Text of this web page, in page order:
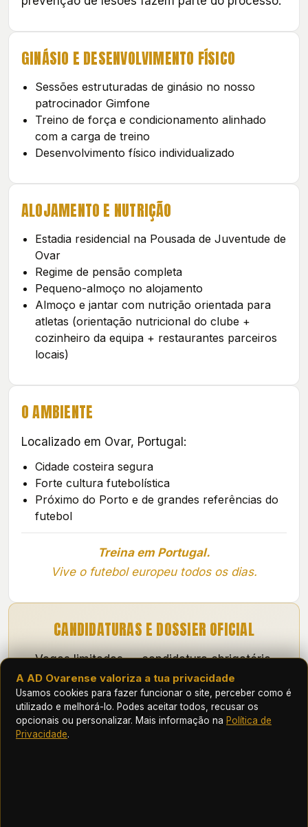
GINÁSIO E DESENVOLVIMENTO FÍSICO
Sessões estruturadas de ginásio no nosso
patrocinador Gimfone
Treino de força e condicionamento alinhado
com a carga de treino
Desenvolvimento físico individualizado
ALOJAMENTO E NUTRIÇÃO
Estadia residencial na Pousada de Juventude de
Ovar
Regime de pensão completa
Pequeno-almoço no alojamento
Almoço e jantar com nutrição orientada para
atletas (orientação nutricional do clube +
cozinheiro da equipa + restaurantes parceiros
locais)
O AMBIENTE
Localizado em Ovar, Portugal:
Cidade costeira segura
Forte cultura futebolística
Próximo do Porto e de grandes referências do
futebol
Treina em Portugal.
Vive o futebol europeu todos os dias.
CANDIDATURAS E DOSSIER OFICIAL
Vagas limitadas — candidatura obrigatória.
Para detalhes completos, preços e dossier
oficial do programa:
A AD Ovarense valoriza a tua privacidade
Usamos cookies para fazer funcionar o site, perceber como é
utilizado e melhorá-lo. Podes aceitar todos, recusar os
opcionais ou personalizar. Mais informação na Política de
Privacidade.